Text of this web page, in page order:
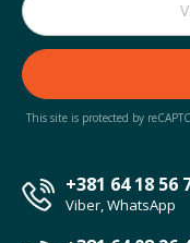
This site is protected by
+381 64 18 56
Viber, WhatsApp